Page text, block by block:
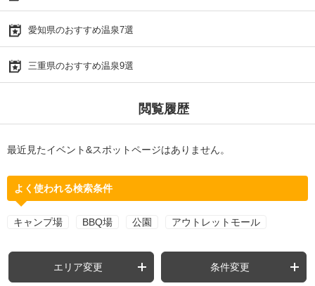
愛知県のおすすめ温泉7選
三重県のおすすめ温泉9選
閲覧履歴
最近見たイベント&スポットページはありません。
よく使われる検索条件
キャンプ場 BBQ場 公園 アウトレットモール
エリア変更 条件変更